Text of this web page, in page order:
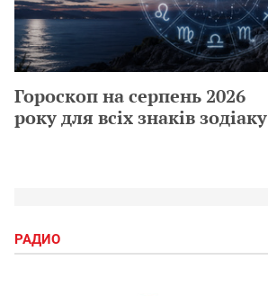
Гороскоп на серпень 2026
року для всіх знаків зодіаку
РАДИО